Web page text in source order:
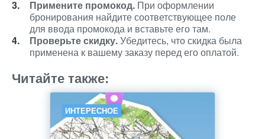
Примените промокод. При оформлении
бронирования найдите соответствующее поле
для ввода промокода и вставьте его там.
Проверьте скидку.Убедитесь, что скидка была
применена к вашему заказу перед его оплатой.
Читайте также:
ИНТЕРЕСНОЕ